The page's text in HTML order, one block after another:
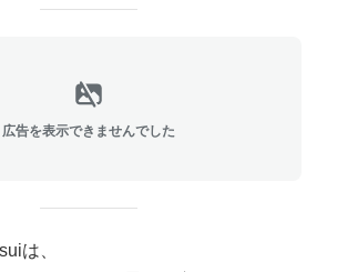
広告を表示できませんでした
は、